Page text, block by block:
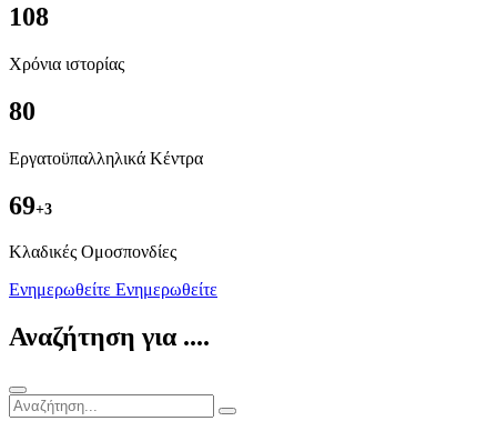
108
Χρόνια ιστορίας
80
Εργατοϋπαλληλικά Κέντρα
69+3
Kλαδικές Ομοσπονδίες
Ενημερωθείτε Ενημερωθείτε
Αναζήτηση για ....